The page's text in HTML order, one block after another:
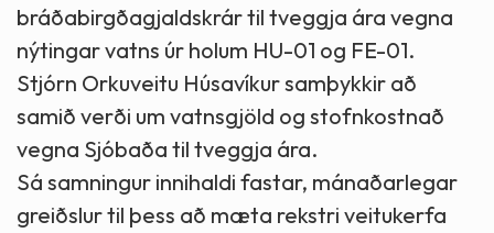
bráðabirgðagjaldskrár til tveggja ára vegna
nýtingar vatns úr holum HU-01 og FE-01.
Stjórn Orkuveitu Húsavíkur samþykkir að
samið verði um vatnsgjöld og stofnkostnað
vegna Sjóbaða til tveggja ára.
Sá samningur innihaldi fastar, mánaðarlegar
greiðslur til þess að mæta rekstri veitukerfa